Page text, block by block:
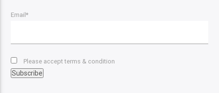
Email*
Please accept terms & condition